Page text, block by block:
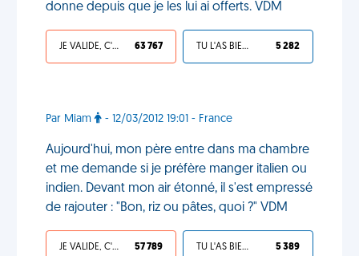
donne depuis que je les lui ai offerts. VDM
JE VALIDE, C'EST UNE VDM 63 767 TU L'AS BIEN MÉRITÉ 5 282
Par Miam - 12/03/2012 19:01 - France
Aujourd'hui, mon père entre dans ma chambre
et me demande si je préfère manger italien ou
indien. Devant mon air étonné, il s'est empressé
de rajouter : "Bon, riz ou pâtes, quoi ?" VDM
JE VALIDE, C'EST UNE VDM 57 789 TU L'AS BIEN MÉRITÉ 5 389